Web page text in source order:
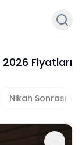
2026 Fiyatları
Nikah Sonrası